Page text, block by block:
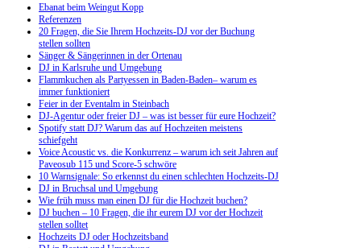
Ebanat beim Weingut Kopp
Referenzen
20 Fragen, die Sie Ihrem Hochzeits-DJ vor der Buchung
stellen sollten
Sänger & Sängerinnen in der Ortenau
DJ in Karlsruhe und Umgebung
Flammkuchen als Partyessen in Baden-Baden– warum es
immer funktioniert
Feier in der Eventalm in Steinbach
DJ-Agentur oder freier DJ – was ist besser für eure Hochzeit?
Spotify statt DJ? Warum das auf Hochzeiten meistens
schiefgeht
Voice Acoustic vs. die Konkurrenz – warum ich seit Jahren auf
Paveosub 115 und Score-5 schwöre
10 Warnsignale: So erkennst du einen schlechten Hochzeits-DJ
DJ in Bruchsal und Umgebung
Wie früh muss man einen DJ für die Hochzeit buchen?
DJ buchen – 10 Fragen, die ihr eurem DJ vor der Hochzeit
stellen solltet
Hochzeits DJ oder Hochzeitsband